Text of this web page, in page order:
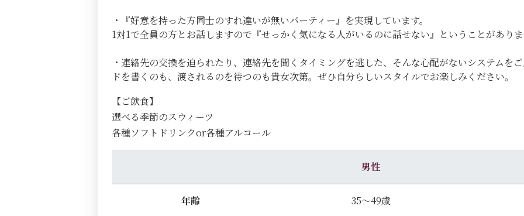
・『好意を持った方同士のすれ違いが無いパーティー』を実現しています。
1対1で全員の方とお話しますので『せっかく気になる人がいるのに話せない』ということがあり
・連絡先の交換を迫られたり、連絡先を聞くタイミングを逃した、そんな心配がないシステムを
ドを書くのも、渡されるのを待つのも貴女次第。ぜひ自分らしいスタイルでお楽しみください。
【ご飲食】
選べる季節のスウィーツ
各種ソフトドリンクor各種アルコール
男性
年齢 35～49歳